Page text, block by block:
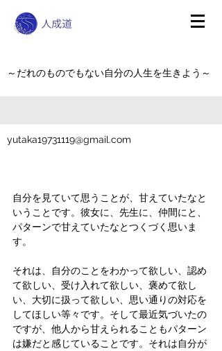
～だれのものでもない自分の人生を生きよう～
yutaka19731119@gmail.com
自分を見ていて思うことが、甘えていたなと
いうことです。彼女に、先生に、仲間にと、
パターンで甘えていたなとつくづく思いま
す。
それは、自分のことをわかって欲しい、認め
て欲しい、受け入れて欲しい、褒めて欲し
い、大切に扱って欲しい、思い通りの対応を
してほしい等々です。そして最近気づいたの
ですが、他人から甘えられることもパターン
は嫌だと感じていることです。それは自分が